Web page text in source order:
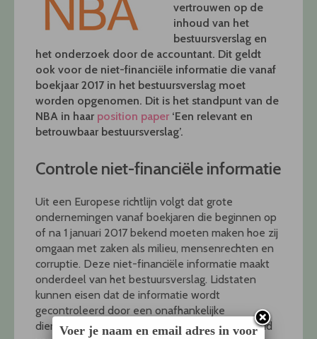
vertrouwen op de
inhoud van het
bestuursverslag en
het onderzoek door de accountant. Dit geldt
ook voor de niet-financiële informatie die vanaf
boekjaar 2017 in het bestuursverslag moet
worden opgenomen. Dit is het standpunt van de
NBA in haar position paper ‘Een relevant en
betrouwbaar bestuursverslag’.
Controle niet-financiële informatie
Uit een Europese richtlijn volgt dat grote
ondernemingen vanaf boekjaren die beginnen op
of na 1 januari 2017 bekend moeten maken hoe zij
omgaan met zaken als milieu, mensenrechten en
corruptie. Deze niet-financiële informatie maakt
onderdeel van het bestuursverslag. Lidstaten
kunnen eisen dat de informatie wordt
gecontroleerd door een onafhankelijke
dienstverlener van assurancediensten. Op grond
Voer je naam en email adres in voor